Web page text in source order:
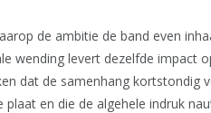
de ambitie de band even
wending levert dezelfde impact
dat de samenhang kortstondig
en die de algehele indruk